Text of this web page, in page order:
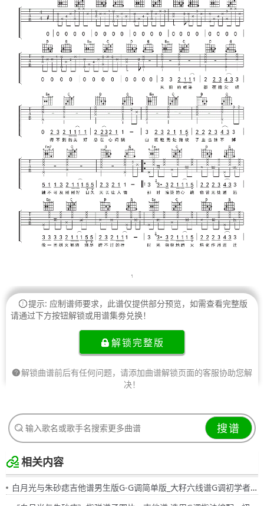
提示: 应制谱师要求，此谱仅提供部分预览，如需查看完整版
请通过下方按钮解锁或用谱集劵兑换！
解锁完整版
解锁曲谱前后有任何问题，请添加曲谱解锁页面的客服协助您解
决！
搜谱
相关内容
白月光与朱砂痣吉他谱男生版G-G调简单版_大籽六线谱G调初学者简易弹唱版_女生版B-C调